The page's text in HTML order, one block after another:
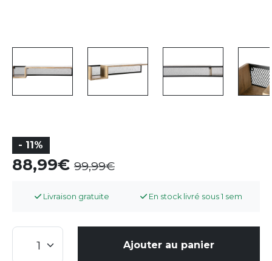
- 11%
88,99 99,99
Livraison gratuite En stock livré sous 1 sem
Ajouter au panier